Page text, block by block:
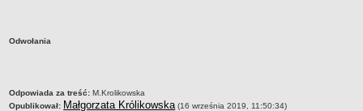
innych obiektów, reklam
Odwołania
metryczka
Odpowiada za treść: M.Krolikowska
Opublikował: Małgorzata Królikowska (16 września 2019, 11:50:34)